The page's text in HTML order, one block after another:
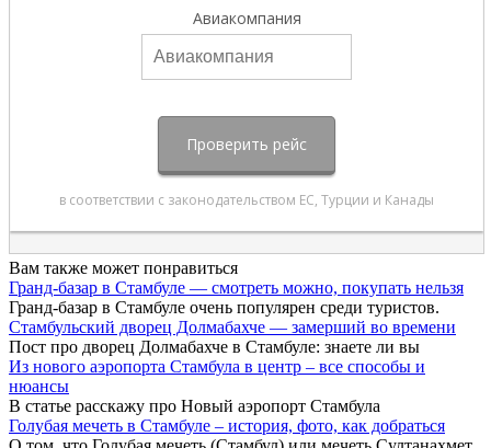
Вам также может понравиться
Гранд-базар в Стамбуле — смотреть можно, покупать нельзя
Гранд-базар в Стамбуле очень популярен среди туристов.
Стамбульский дворец Долмабахче — замерший во времени
Пост про дворец Долмабахче в Стамбуле: знаете ли вы
Из нового аэропорта Стамбула в центр – все способы и
нюансы
В статье расскажу про Новый аэропорт Стамбула
Голубая мечеть в Стамбуле – история, фото, как добраться